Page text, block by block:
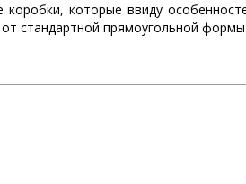
которые ввиду
стандартной прямоугольной формы.